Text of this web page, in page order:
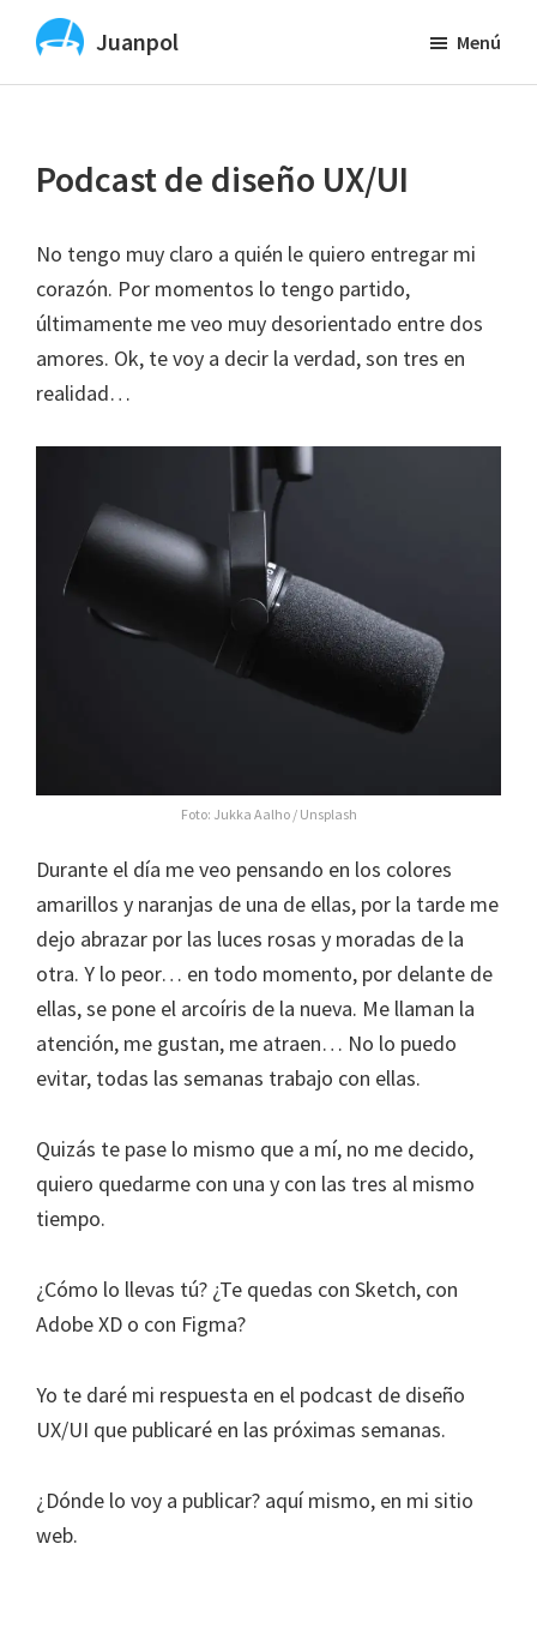
Saltar
contenido
Juanpol
diseño
y
UI
con
IA
Menú
Podcast de diseño UX/UI
No tengo muy claro a quién le quiero entregar mi
corazón. Por momentos lo tengo partido,
últimamente me veo muy desorientado entre dos
amores. Ok, te voy a decir la verdad, son tres en
realidad…
Foto: Jukka Aalho / Unsplash
Durante el día me veo pensando en los colores
amarillos y naranjas de una de ellas, por la tarde me
dejo abrazar por las luces rosas y moradas de la
otra. Y lo peor… en todo momento, por delante de
ellas, se pone el arcoíris de la nueva. Me llaman la
atención, me gustan, me atraen… No lo puedo
evitar, todas las semanas trabajo con ellas.
Quizás te pase lo mismo que a mí, no me decido,
quiero quedarme con una y con las tres al mismo
tiempo.
¿Cómo lo llevas tú? ¿Te quedas con Sketch, con
Adobe XD o con Figma?
Yo te daré mi respuesta en el podcast de diseño
UX/UI que publicaré en las próximas semanas.
¿Dónde lo voy a publicar? aquí mismo, en mi sitio
web.